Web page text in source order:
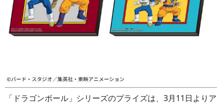
「ドラゴンボール」シリーズのプライズは、3月11日よりア